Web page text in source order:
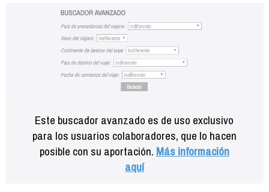
Este buscador avanzado es de uso exclusivo
para los usuarios colaboradores, que lo hacen
posible con su aportación. Más información
aquí